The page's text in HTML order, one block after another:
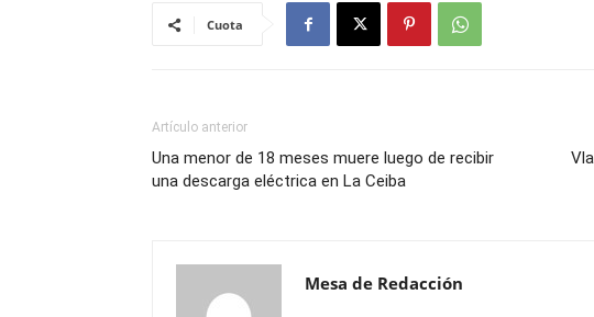
Cuota
Artículo anterior
Una menor de 18 meses muere luego de recibir
una descarga eléctrica en La Ceiba
Mesa de Redacción